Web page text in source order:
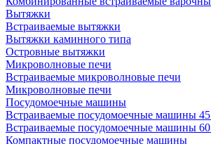
Вытяжки
Встраиваемые вытяжки
Вытяжки каминного типа
Островные вытяжки
Микроволновые печи
Встраиваемые микроволновые печи
Микроволновые печи
Посудомоечные машины
Встраиваемые посудомоечные машины
Встраиваемые посудомоечные машины
Компактные посудомоечные машины